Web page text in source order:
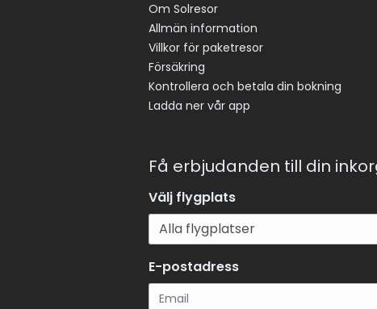
Om Solresor
Allmän information
Villkor för paketresor
Försäkring
Kontrollera och betala din bokning
Ladda ner vår app
Få erbjudanden till din
Välj flygplats
E-postadress